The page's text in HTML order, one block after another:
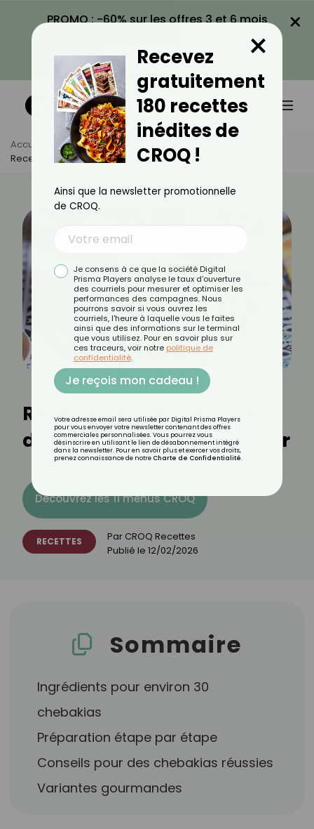
PROMO : -60% sur les offres 3 et 6 mois
VOIR LA PROMO
×
Accueil Actus
Recettes
Recette De Chebakia : Le Doux Trésor Sucré De L’hiver
Recette de chebakia : le
doux trésor sucré de l’hiver
Découvrez les 11 menus CROQ
RECETTES Par CROQ Recettes
Publié le 12/02/2026
Sommaire
Ingrédients pour environ 30
chebakias
Préparation étape par étape
Conseils pour des chebakias réussies
Variantes gourmandes
Recevez
gratuitement
180 recettes
inédites de
CROQ !
×
Ainsi que la newsletter promotionnelle
de CROQ.
Je consens à ce que la société Digital
Prisma Players analyse le taux d'ouverture
des courriels pour mesurer et optimiser les
performances des campagnes. Nous
pourrons savoir si vous ouvrez les
courriels, l'heure à laquelle vous le faites
ainsi que des informations sur le terminal
que vous utilisez. Pour en savoir plus sur
ces traceurs, voir notre politique de
confidentialité.
Je reçois mon cadeau !
Votre adresse email sera utilisée par Digital Prisma Players
pour vous envoyer votre newsletter contenant des offres
commerciales personnalisées. Vous pourrez vous
désinscrire en utilisant le lien de désabonnement intégré
dans la newsletter. Pour en savoir plus et exercer vos droits,
prenez connaissance de notre Charte de Confidentialité.